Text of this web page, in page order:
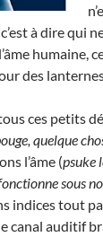
c’est à dire qui
humaine,
des
ces petits
quelque
l’âme (psuke
sous
indices tout
canal auditif